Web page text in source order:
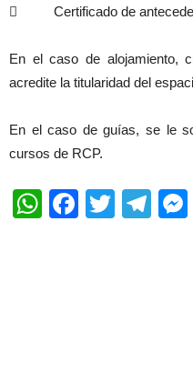
 Certificado de
En el caso de alojamiento,
acredite la titularidad del
En el caso de guías, se le
cursos de RCP.
WhatsApp